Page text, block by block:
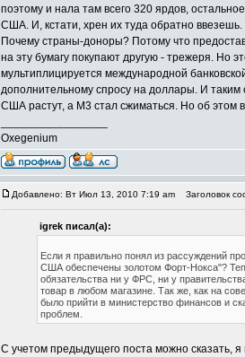
поэтому и нала там всего 320 ярдов,
США. И, кстати, хрен их туда обратно
Почему страны-доноры? Потому что
на эту бумагу покупают другую - трежеря. Но
мультиплицируется международной
дополнительному спросу на доллары. И
США растут, а М3 стал сжиматься. Но об этом
Oxegenium
Добавлено: Вт Июл 13, 2010 7:19 am Заголовок
igrek писал(а):
Если я правильно понял из рассуждений
США обеспечены золотом Форт-Нокса"?
обязательства ни у ФРС, ни у
товар в любом магазине. Так же, как на
было прийти в министерство финансов и
проблем.
С учетом предыдущего поста можно сказать,